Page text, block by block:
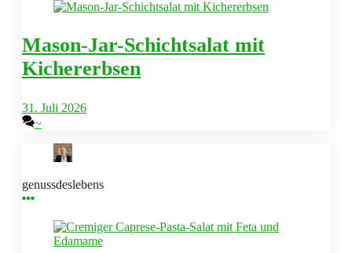
Mason-Jar-Schichtsalat mit
Kichererbsen
31. Juli 2026
~
genussdeslebens